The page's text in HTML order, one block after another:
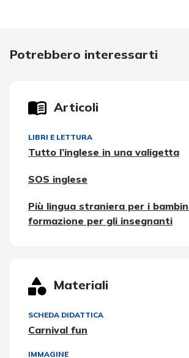
Potrebbero interessarti
Articoli
LIBRI E LETTURA
Tutto l’inglese in una valigetta
SOS inglese
Più lingua straniera per i
formazione per gli insegnanti
Materiali
SCHEDA DIDATTICA
Carnival fun
IMMAGINE